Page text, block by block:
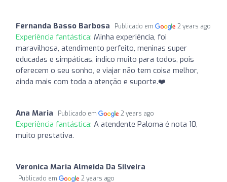
Fernanda Basso Barbosa Publicado em 2 years ago
Experiência fantástica: Minha experiência, foi
maravilhosa, atendimento perfeito, meninas super
educadas e simpáticas, indico muito para todos, pois
oferecem o seu sonho, e viajar não tem coisa melhor,
ainda mais com toda a atenção e suporte.❤️
Ana Maria Publicado em 2 years ago
Experiência fantástica: A atendente Paloma é nota 10,
muito prestativa.
Veronica Maria Almeida Da Silveira
Publicado em 2 years ago